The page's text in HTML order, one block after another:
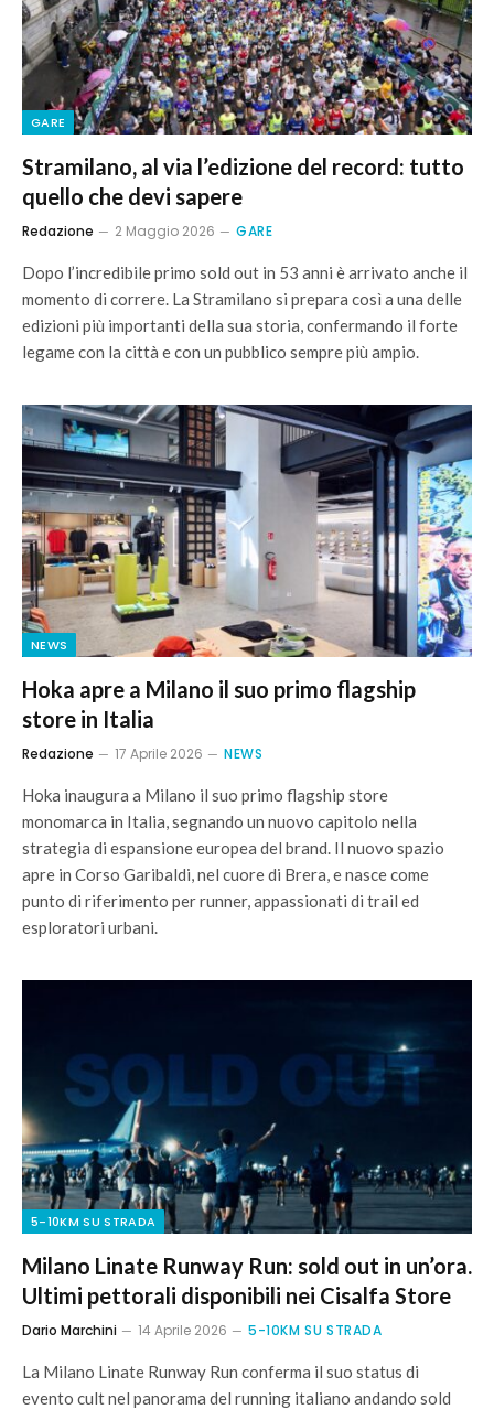
GARE
Stramilano, al via l’edizione del record: tutto
quello che devi sapere
Redazione 2 Maggio 2026 GARE
Dopo l’incredibile primo sold out in 53 anni è arrivato anche il
momento di correre. La Stramilano si prepara così a una delle
edizioni più importanti della sua storia, confermando il forte
legame con la città e con un pubblico sempre più ampio.
NEWS
Hoka apre a Milano il suo primo flagship
store in Italia
Redazione 17 Aprile 2026 NEWS
Hoka inaugura a Milano il suo primo flagship store
monomarca in Italia, segnando un nuovo capitolo nella
strategia di espansione europea del brand. Il nuovo spazio
apre in Corso Garibaldi, nel cuore di Brera, e nasce come
punto di riferimento per runner, appassionati di trail ed
esploratori urbani.
5-10KM SU STRADA
Milano Linate Runway Run: sold out in un’ora.
Ultimi pettorali disponibili nei Cisalfa Store
Dario Marchini 14 Aprile 2026 5-10KM SU STRADA
La Milano Linate Runway Run conferma il suo status di
evento cult nel panorama del running italiano andando sold